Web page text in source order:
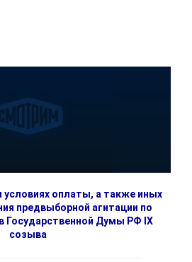
условиях оплаты, а также иных
предвыборной агитации по
Государственной Думы РФ IX
созыва